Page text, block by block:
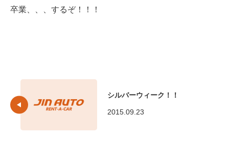
卒業、、、するぞ！！！
シルバーウィーク！！
2015.09.23